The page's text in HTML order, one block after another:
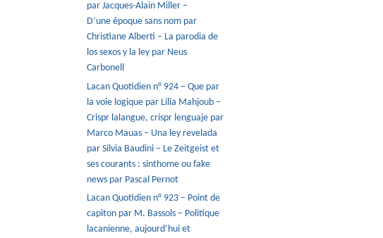
par Jacques-Alain Miller –
D’une époque sans nom par
Christiane Alberti – La parodia de
los sexos y la ley par Neus
Carbonell
Lacan Quotidien n° 924 – Que par
la voie logique par Lilia Mahjoub –
Crispr lalangue, crispr lenguaje par
Marco Mauas – Una ley revelada
par Silvia Baudini – Le Zeitgeist et
ses courants : sinthome ou fake
news par Pascal Pernot
Lacan Quotidien n° 923 – Point de
capiton par M. Bassols – Politique
lacanienne, aujourd’hui et